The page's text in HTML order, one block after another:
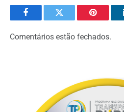
FacebookTwitter Pinterest
Comentários estão fechados.